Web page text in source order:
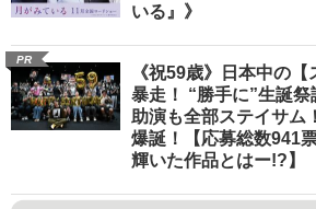
いる』》
PR
《祝59歳》日本中の
暴走！ “勝手に”生誕
助演も全部ステイサム
爆誕！【応募総数941
輝いた作品とはー!?】